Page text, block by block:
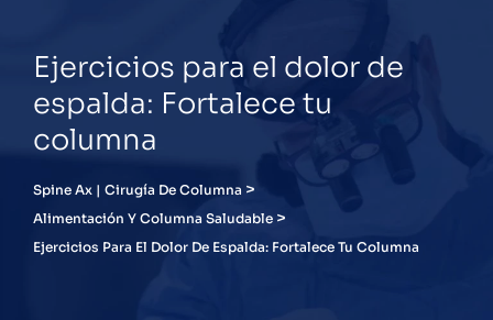
Ejercicios para el dolor de
espalda: Fortalece tu
columna
Spine Ax | Cirugía De Columna >
Alimentación Y Columna Saludable >
Ejercicios Para El Dolor De Espalda: Fortalece Tu Columna